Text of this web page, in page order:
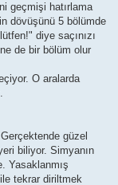
geçmişi hatırlama
dövüşünü 5 bölümde
diye saçınızı
de bir bölüm olur
O aralarda
güzel
biliyor. Simyanın
Yasaklanmış
tekrar diriltmek